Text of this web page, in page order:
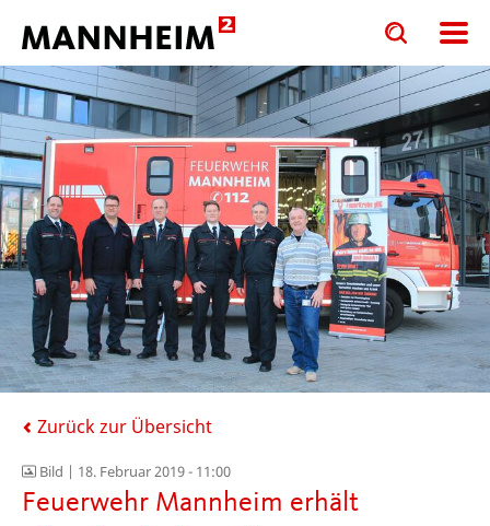
Toggle
search
input
form
Toggle
search
input
Zurück zur Übersicht
Bild | 18. Februar 2019 - 11:00
Feuerwehr Mannheim erhält